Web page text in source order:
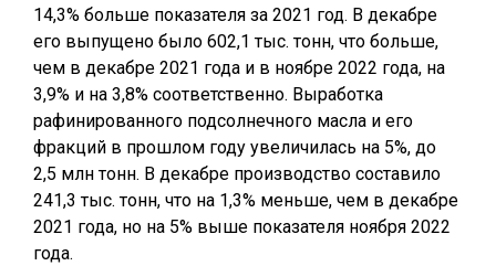
14,3% больше показателя за 2021 год. В декабре
его выпущено было 602,1 тыс. тонн, что больше,
чем в декабре 2021 года и в ноябре 2022 года, на
3,9% и на 3,8% соответственно. Выработка
рафинированного подсолнечного масла и его
фракций в прошлом году увеличилась на 5%, до
2,5 млн тонн. В декабре производство составило
241,3 тыс. тонн, что на 1,3% меньше, чем в декабре
2021 года, но на 5% выше показателя ноября 2022
года.